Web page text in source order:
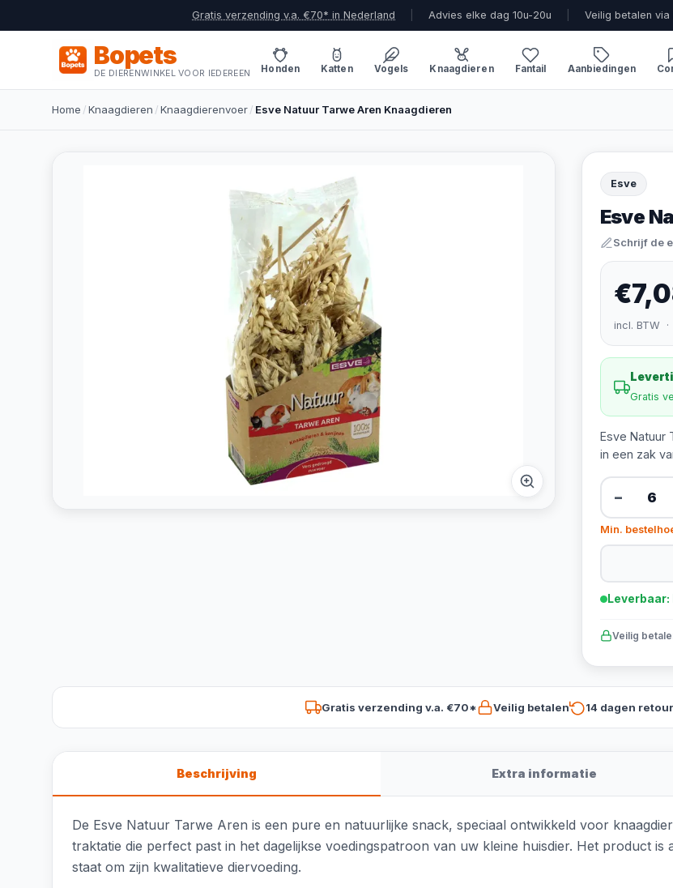
Gratis verzending v.a. €70* in Nederland Advies elke dag 10u-20u Veilig betalen via
Bopets
DE DIERENWINKEL VOOR IEDEREEN Honden Katten Vogels Knaagdieren Fantail Aanbiedingen
Home /Knaagdieren /Knaagdierenvoer/ Esve Natuur Tarwe Aren Knaagdieren
Esve
Esve
Schrijf de
incl. BTW
Gratis
Esve Natuur
in een zak
−
Min.
Veilig
Gratis verzending v.a. €70* Veilig betalen 14 dagen retour
Beschrijving Extra informatie
De Esve Natuur Tarwe Aren is een pure en natuurlijke snack, speciaal ontwikkeld voor
traktatie die perfect past in het dagelijkse voedingspatroon van uw kleine huisdier. Het product
staat om zijn kwalitatieve diervoeding.